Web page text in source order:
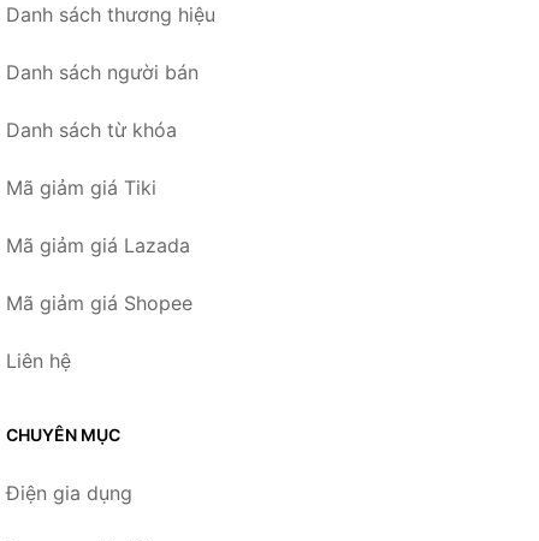
Danh sách thương hiệu
Danh sách người bán
Danh sách từ khóa
Mã giảm giá Tiki
Mã giảm giá Lazada
Mã giảm giá Shopee
Liên hệ
CHUYÊN MỤC
Điện gia dụng